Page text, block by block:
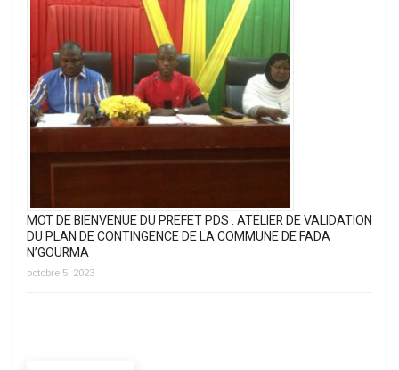
MOT DE BIENVENUE DU PREFET PDS : ATELIER DE VALIDATION
DU PLAN DE CONTINGENCE DE LA COMMUNE DE FADA
N’GOURMA
octobre 5, 2023